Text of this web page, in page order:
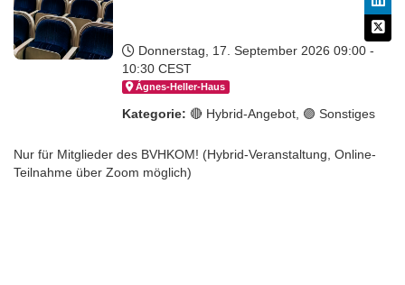
Donnerstag, 17. September 2026 09:00 -
10:30 CEST
Ágnes-Hel­ler-Haus
Kategorie: 🔴 Hybrid-Angebot, 🟣 Sonstiges
Nur für Mitglieder des BVHKOM! (Hybrid-Veranstaltung, Online-
Teilnahme über Zoom möglich)